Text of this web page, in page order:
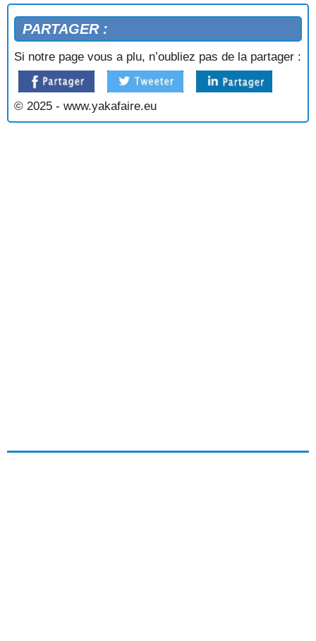
PARTAGER :
Si notre page vous a plu, n’oubliez pas de la partager :
© 2025 - www.yakafaire.eu